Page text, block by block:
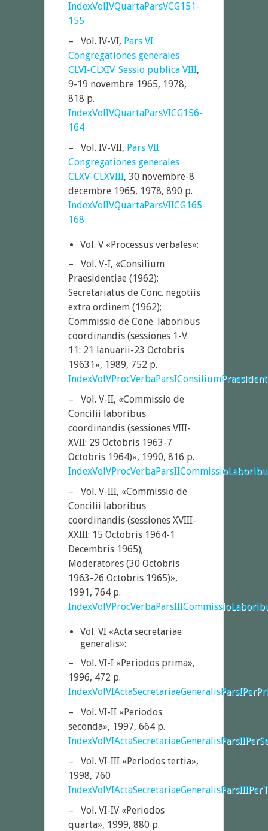
IndexVolIVQuartaParsVCG151-
155
– Vol. IV-VI, Pars VI:
Congregationes generales
CLVI-CLXIV. Sessio publica VIII,
9-19 novembre 1965, 1978,
818 p.
IndexVolIVQuartaParsVICG156-
164
– Vol. IV-VII, Pars VII:
Congregationes generales
CLXV-CLXVIII, 30 novembre-8
decembre 1965, 1978, 890 p.
IndexVolIVQuartaParsVIICG165-
168
Vol. V «Processus verbales»:
– Vol. V-I, «Consilium
Praesidentiae (1962);
Secretariatus de Conc. negotiis
extra ordinem (1962);
Commissio de Cone. laboribus
coor­dinandis (sessiones 1-V
11: 21 lanuarii-23 Octobris
19631», 1989, 752 p.
– Vol. V-II, «Commissio de
Concilii laboribus
coordinandis (sessiones VIII-
XVII: 29 Octobris 1963-7
Octobris 1964)», 1990, 816 p.
– Vol. V-III, «Commissio de
Concilii laboribus
coordinandis (sessiones XVIII-
XXIII: 15 Octobris 1964-1
Decembris 1965);
Moderatores (30 Octobris
1963-26 Octobris 1965)»,
1991, 764 p.
Vol. VI «Acta secretariae
generalis»:
– Vol. VI-I «Periodos prima»,
1996, 472 p.
– Vol. VI-II «Periodos
seconda», 1997, 664 p.
– Vol. VI-III «Periodos tertia»,
1998, 760
– Vol. VI-IV «Periodos
quarta», 1999, 880 p.